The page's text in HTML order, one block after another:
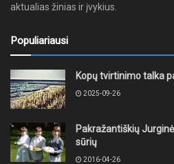
aktualias žinias ir įvykius.
Populiariausi
Kopų tvirtinimo talka
2025-09-26
Pakražantiškių
sūrių
2016-04-26